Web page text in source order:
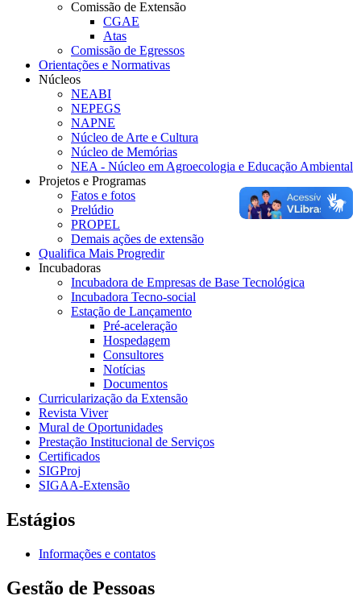
Comissão de Extensão
CGAE
Atas
Comissão de Egressos
Orientações e Normativas
Núcleos
NEABI
NEPEGS
NAPNE
Núcleo de Arte e Cultura
Núcleo de Memórias
NEA - Núcleo em Agroecologia e Educação Ambiental
Projetos e Programas
Fatos e fotos
Prelúdio
PROPEL
Demais ações de extensão
Qualifica Mais Progredir
Incubadoras
Incubadora de Empresas de Base Tecnológica
Incubadora Tecno-social
Estação de Lançamento
Pré-aceleração
Hospedagem
Consultores
Notícias
Documentos
Curricularização da Extensão
Revista Viver
Mural de Oportunidades
Prestação Institucional de Serviços
Certificados
SIGProj
SIGAA-Extensão
Estágios
Informações e contatos
Gestão de Pessoas